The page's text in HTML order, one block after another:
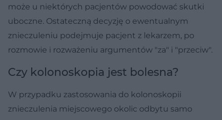
może u niektórych pacjentów powodować skutki
uboczne. Ostateczną decyzję o ewentualnym
znieczuleniu podejmuje pacjent z lekarzem, po
rozmowie i rozważeniu argumentów "za" i "przeciw".
Czy kolonoskopia jest bolesna?
W przypadku zastosowania do kolonoskopii
znieczulenia miejscowego okolic odbytu samo